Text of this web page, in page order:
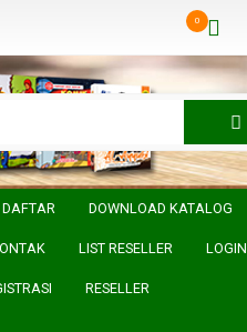
0
DAFTAR DOWNLOAD KATALOG
LIST RESELLER LOGIN
RESELLER